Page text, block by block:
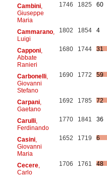
Cambini,
Giuseppe
Maria
1746 1825 60
Cammarano,
Luigi
1802 1854 4
Capponi,
Abbate
Ranieri
1680 1744 31
Carbonelli,
Giovanni
Stefano
1690 1772 59
Carpani,
Gaetano
1692 1785 72
Carulli,
Ferdinando
1770 1841 36
Casini,
Giovanni
Maria
1652 1719 6
Cecere,
Carlo
1706 1761 48